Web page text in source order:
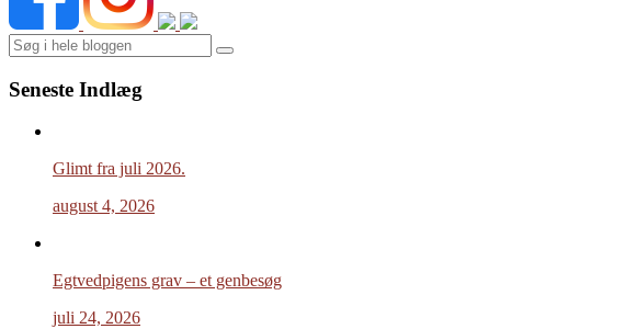
Search
Seneste Indlæg
Glimt fra juli 2026.
august 4, 2026
Egtvedpigens grav – et genbesøg
juli 24, 2026